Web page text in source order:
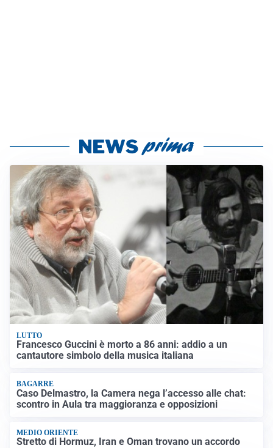
LUTTO
Francesco Guccini è morto a 86 anni: addio a un
cantautore simbolo della musica italiana
BAGARRE
Caso Delmastro, la Camera nega l’accesso alle chat:
scontro in Aula tra maggioranza e opposizioni
MEDIO ORIENTE
Stretto di Hormuz, Iran e Oman trovano un accordo